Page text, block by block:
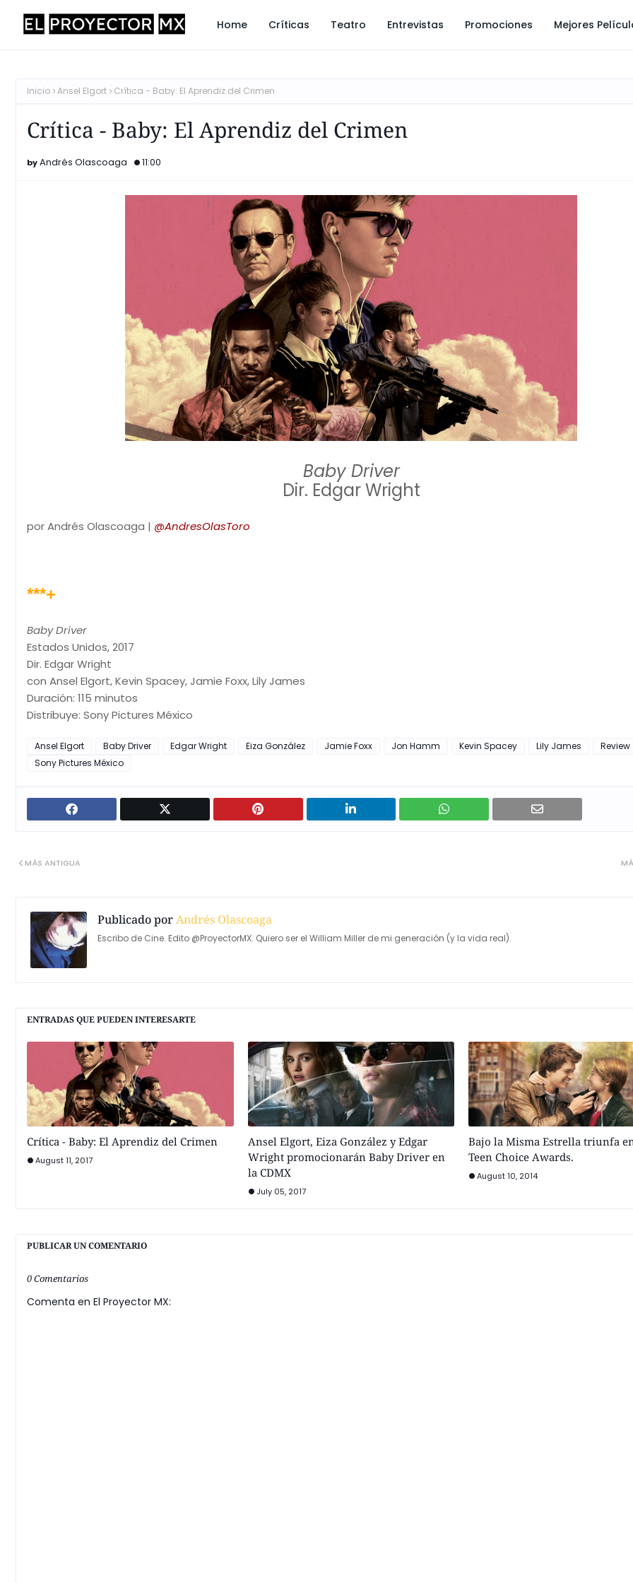
Home Críticas Teatro Entrevistas Promociones Mejores
Inicio Ansel Elgort Crítica - Baby: El Aprendiz del Crimen
Crítica - Baby: El Aprendiz del Crimen
Andrés Olascoaga 11:00
Baby Driver
Dir. Edgar Wright
por Andrés Olascoaga | @AndresOlasToro
***+
Baby Driver
Estados Unidos, 2017
Dir. Edgar Wright
con Ansel Elgort, Kevin Spacey, Jamie Foxx, Lily James
Duración: 115 minutos
Distribuye: Sony Pictures México
Ansel Elgort Baby Driver Edgar Wright Eiza González Jamie Foxx Jon Hamm Kevin Spacey Lily James
Review
Sony Pictures México
MÁS ANTIGUA
Publicado porAndrés Olascoaga
Escribo de Cine. Edito @ProyectorMX. Quiero ser el William Miller de mi generación (y la vida real).
ENTRADAS QUE PUEDEN INTERESARTE
Crítica - Baby: El Aprendiz del Crimen
August 11, 2017
Ansel Elgort, Eiza González y Edgar
Wright promocionarán Baby Driver en
la CDMX
July 05, 2017
Bajo la Misma Estrella triunfa
Teen Choice Awards.
August 10, 2014
PUBLICAR UN COMENTARIO
0 Comentarios
Comenta en El Proyector MX: